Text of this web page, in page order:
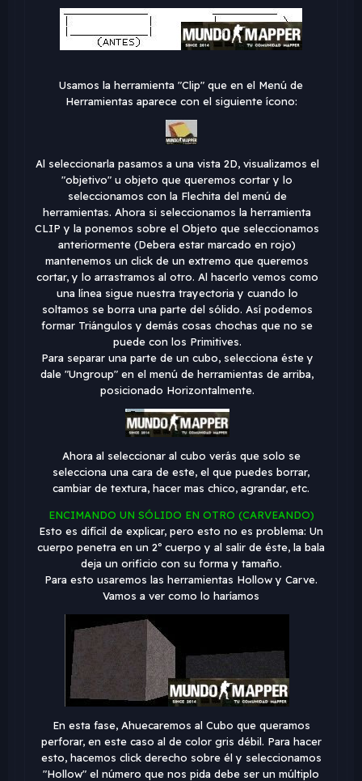
Usamos la herramienta "Clip" que en el Menú de
Herramientas aparece con el siguiente ícono:
Al seleccionarla pasamos a una vista 2D, visualizamos el
"objetivo" u objeto que queremos cortar y lo
seleccionamos con la Flechita del menú de
herramientas. Ahora si seleccionamos la herramienta
CLIP y la ponemos sobre el Objeto que seleccionamos
anteriormente (Debera estar marcado en rojo)
mantenemos un click de un extremo que queremos
cortar, y lo arrastramos al otro. Al hacerlo vemos como
una línea sigue nuestra trayectoria y cuando lo
soltamos se borra una parte del sólido. Así podemos
formar Triángulos y demás cosas chochas que no se
puede con los Primitives.
Para separar una parte de un cubo, selecciona éste y
dale "Ungroup" en el menú de herramientas de arriba,
posicionado Horizontalmente.
Ahora al seleccionar al cubo verás que solo se
selecciona una cara de este, el que puedes borrar,
cambiar de textura, hacer mas chico, agrandar, etc.
ENCIMANDO UN SÓLIDO EN OTRO (CARVEANDO)
Esto es difícil de explicar, pero esto no es problema: Un
cuerpo penetra en un 2º cuerpo y al salir de éste, la bala
deja un orificio con su forma y tamaño.
Para esto usaremos las herramientas Hollow y Carve.
Vamos a ver como lo haríamos
En esta fase, Ahuecaremos al Cubo que queramos
perforar, en este caso al de color gris débil. Para hacer
esto, hacemos click derecho sobre él y seleccionamos
"Hollow" el número que nos pida debe ser un múltiplo